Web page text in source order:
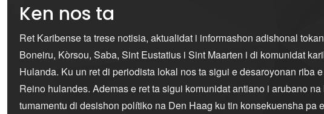
Ken nos ta
Ret Karibense ta trese notisia, aktualidat i informashon adishonal
Boneiru, Kòrsou, Saba, Sint Eustatius i Sint Maarten i di komunidat
Hulanda. Ku un ret di periodista lokal nos ta sigui e desaroyonan riba
Reino hulandes. Ademas e ret ta sigui komunidat antiano i arubano
tumamentu di desishon polítiko na Den Haag ku tin konsekuensha pa